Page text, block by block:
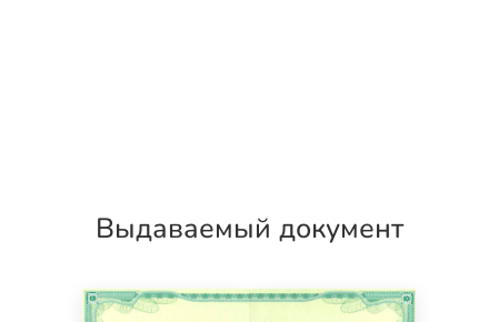
Выдаваемый документ